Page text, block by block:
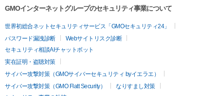
GMOインターネットグループのセキュリティ事業について
世界初総合ネットセキュリティサービス「GMOセキュリティ24」
パスワード漏洩診断
Webサイトリスク診断
セキュリティ相談AIチャットボット
実在証明・盗聴対策
サイバー攻撃対策（GMOサイバーセキュリティ byイエラエ）
サイバー攻撃対策（GMO Flatt Security）
なりすまし対策